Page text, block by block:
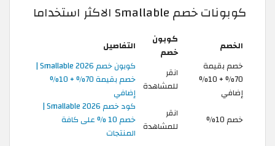
كوبونات خصم Smallable الاكثر استخداما
الخصم
كوبون
خصم
التفاصيل
خصم بقيمة
70% + 10%
إضافي
انقر
للمشاهدة
كوبون خصم Smallable 2026 |
خصم بقيمة 70% + 10%
إضافي
خصم 10%
انقر
للمشاهدة
كود خصم Smallable 2026 |
خصم 10 % على كافة
المنتجات